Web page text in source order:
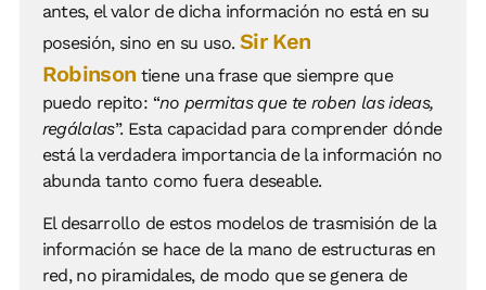
antes, el valor de dicha información no está en su
posesión, sino en su uso. Sir Ken
Robinson tiene una frase que siempre que
puedo repito: “no permitas que te roben las ideas,
regálalas”. Esta capacidad para comprender dónde
está la verdadera importancia de la información no
abunda tanto como fuera deseable.
El desarrollo de estos modelos de trasmisión de la
información se hace de la mano de estructuras en
red, no piramidales, de modo que se genera de